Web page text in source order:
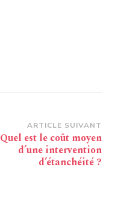
ARTICLE SUIVANT
Quel est le coût moyen
d’une intervention
d’étanchéité ?